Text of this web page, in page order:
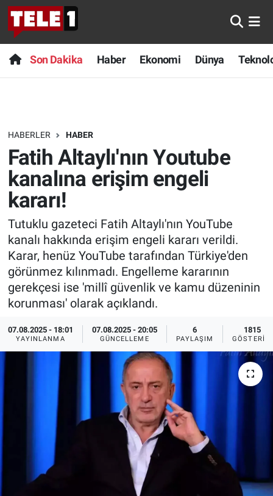
Son Dakika Haber Ekonomi Dünya
HABERLER HABER
Fatih Altaylı'nın Youtube
kanalına erişim engeli
kararı!
Tutuklu gazeteci Fatih Altaylı'nın YouTube
kanalı hakkında erişim engeli kararı verildi.
Karar, henüz YouTube tarafından Türkiye'den
görünmez kılınmadı. Engelleme kararının
gerekçesi ise 'millî güvenlik ve kamu düzeninin
korunması' olarak açıklandı.
07.08.2025 - 18:01
YAYINLANMA
07.08.2025 - 20:05
GÜNCELLEME
6
PAYLAŞIM
1815
GÖSTERIM
Anında Manşet
Başka Sohbetler
Bilim turu
Bilim ve Teknoloji Evreni
Doğa Konuşuyor
Dünya
Ege Saati
Ege'den Esintiler
Eğitim
Eğlence
Ekonomi
Forum
Gerçeğin İzinde
Gün Başlıyor
Son Dakika
Haber
Dünya
Teknoloji
Sağlık
Spor
Yayın Akışı
İletişim
Nöbetçi Eczaneler
Hava Durumu
Trafik Durumu
Süper Lig Puan Durumu ve Fikstür
Tüm Manşetler
Son Dakika Haberleri
Haber Arşivi